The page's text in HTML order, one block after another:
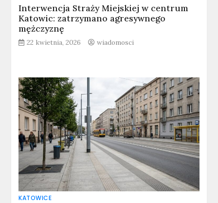
Interwencja Straży Miejskiej w centrum
Katowic: zatrzymano agresywnego
mężczyznę
22 kwietnia, 2026 wiadomosci
KATOWICE